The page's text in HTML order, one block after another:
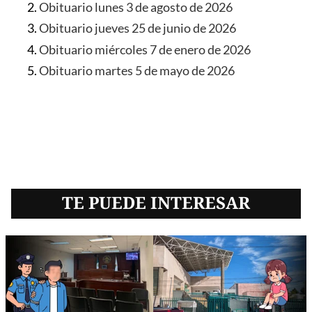
Obituario lunes 3 de agosto de 2026
Obituario jueves 25 de junio de 2026
Obituario miércoles 7 de enero de 2026
Obituario martes 5 de mayo de 2026
TE PUEDE INTERESAR